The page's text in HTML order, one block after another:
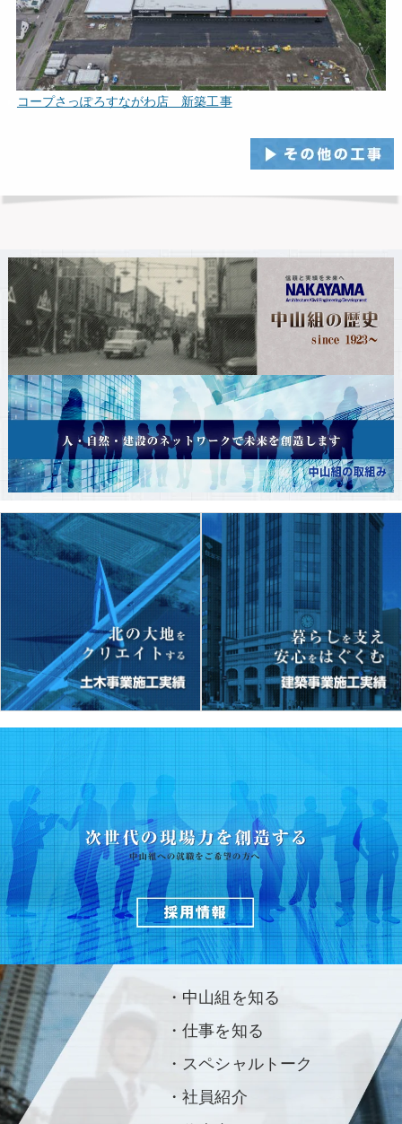
コープさっぽろすながわ店 新築工事
・中山組を知る
・仕事を知る
・スペシャルトーク
・社員紹介